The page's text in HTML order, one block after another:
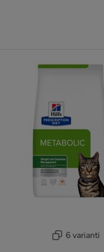
6 varianti